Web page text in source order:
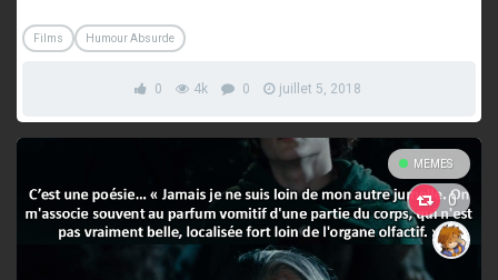
Films Humour Absurde
0 4k 0 juillet 5, 2018
MEMES
0